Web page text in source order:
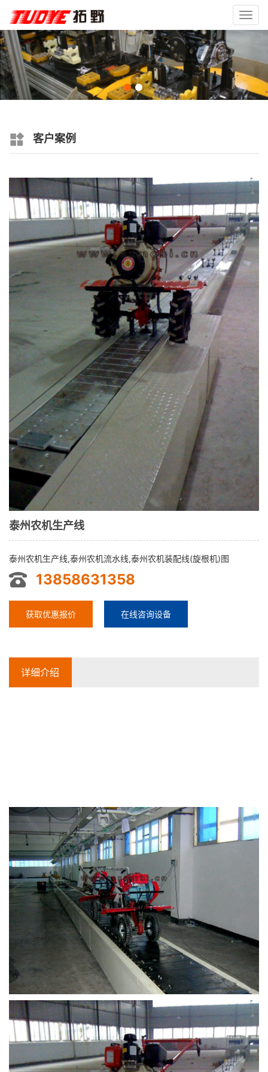
客户案例
泰州农机生产线
泰州农机生产线,泰州农机流水线,泰州农机装配线(旋根机)图
13858631358
获取优惠报价 在线咨询设备
详细介绍